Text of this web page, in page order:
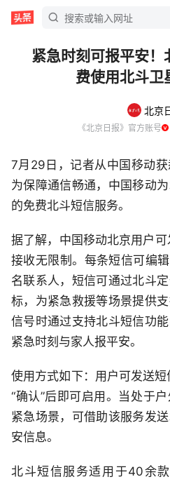
紧急时刻可报平安
费使用北斗卫
北京
《北京日报》官方账号
7月29日，记者从中国移动获
为保障通信畅通，中国移动
的免费北斗短信服务。
据了解，中国移动北京用户可
接收无限制。每条短信可编
名联系人，短信可通过北斗
标，为紧急救援等场景提供
信号时通过支持北斗短信功
紧急时刻与家人报平安。
使用方式如下：用户可发送
“确认”后即可启用。当处于
紧急场景，可借助该服务发
安信息。
北斗短信服务适用于40余